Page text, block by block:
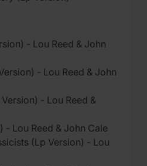
- Lou Reed & John
- Lou Reed & John
- Lou Reed &
- Lou Reed & John Cale
(Lp Version) - Lou